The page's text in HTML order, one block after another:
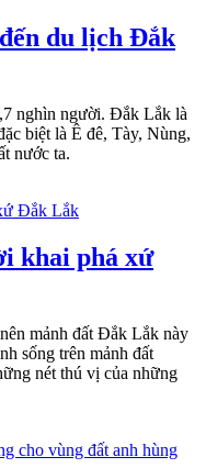
du lịch Đắk
nghìn người. Đắk Lắk là
biệt là Ê đê, Tày, Nùng,
nước ta.
khai phá xứ
mảnh đất Đắk Lắk này
sống trên mảnh đất
nét thú vị của những